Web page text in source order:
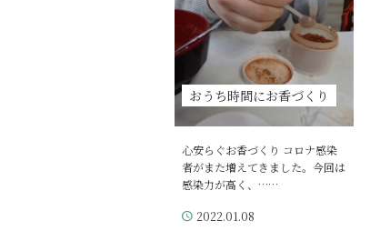
おうち時間にお香づくり
心安らぐお香づくり コロナ感染
者がまた増えてきました。今回は
感染力が高く、……
2022.01.08